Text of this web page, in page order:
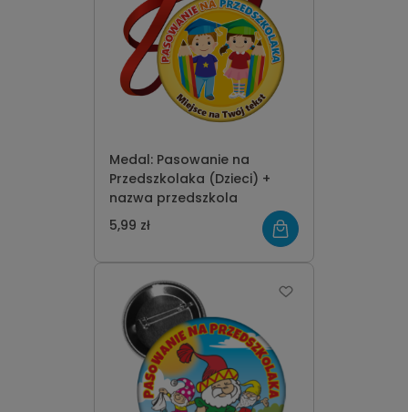
Medal: Pasowanie na
Przedszkolaka (Dzieci) +
nazwa przedszkola
5,99 zł